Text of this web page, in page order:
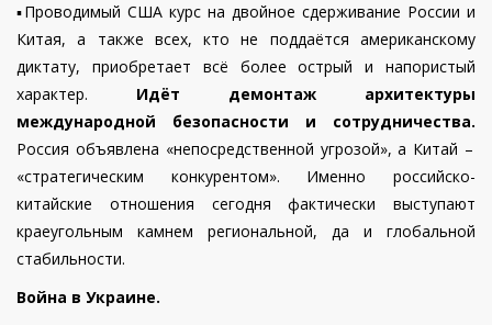
▪️Проводимый США курс на двойное сдерживание России и
Китая, а также всех, кто не поддаётся американскому
диктату, приобретает всё более острый и напористый
характер. Идёт демонтаж архитектуры
международной безопасности и сотрудничества.
Россия объявлена «непосредственной угрозой», а Китай –
«стратегическим конкурентом».
Именно российско-
китайские отношения сегодня фактически выступают
краеугольным камнем региональной, да и глобальной
стабильности.
Война в Украине.